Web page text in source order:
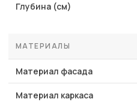
Глубина (см)
МАТЕРИАЛЫ
Материал фасада
Материал каркаса